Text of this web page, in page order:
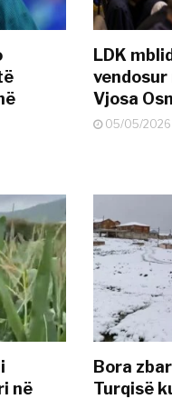
LDK
Vjosa
05/05/2026
në
Bora
Turqisë